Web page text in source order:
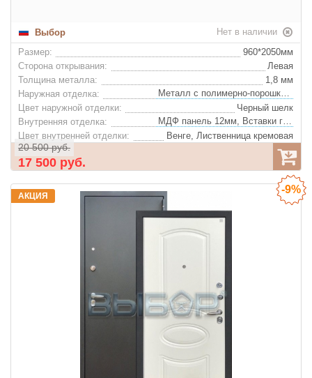
Выбор
Нет в наличии
Размер:
960*2050мм
Сторона открывания:
Левая
Толщина металла:
1,8 мм
Наружная отделка:
Металл с полимерно-порошковым покрытием
Цвет наружной отделки:
Черный шелк
Внутренняя отделка:
МДФ панель 12мм, Вставки глянцевого стекла "Лакобель"
Цвет внутренней отделки:
Венге, Лиственница кремовая
Утеплитель:
Базальтовая плита "IZOL LIGHT"
Ночная задвижка:
Да
Да
Конструкция:
20 500 руб.
17 500 руб.
АКЦИЯ
-9%